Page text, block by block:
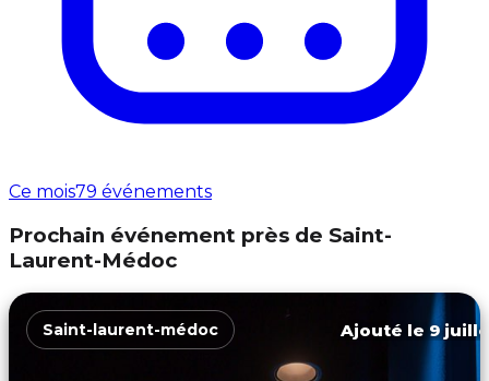
Ce mois79 événements
Prochain événement près de Saint-
Laurent-Médoc
Saint-laurent-médoc Ajouté le 9